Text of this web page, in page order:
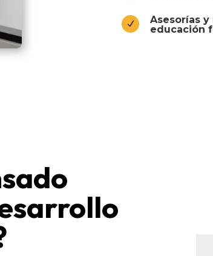
N
Asesorías
educación